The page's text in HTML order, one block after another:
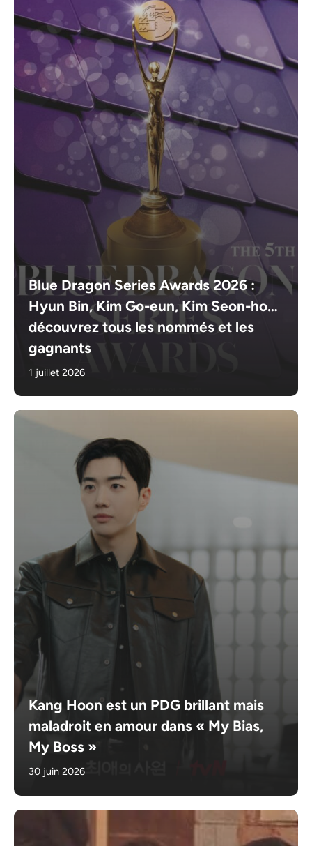
Blue Dragon Series Awards 2026 :
Hyun Bin, Kim Go-eun, Kim Seon-ho…
découvrez tous les nommés et les
gagnants
1 juillet 2026
Kang Hoon est un PDG brillant mais
maladroit en amour dans « My Bias,
My Boss »
30 juin 2026